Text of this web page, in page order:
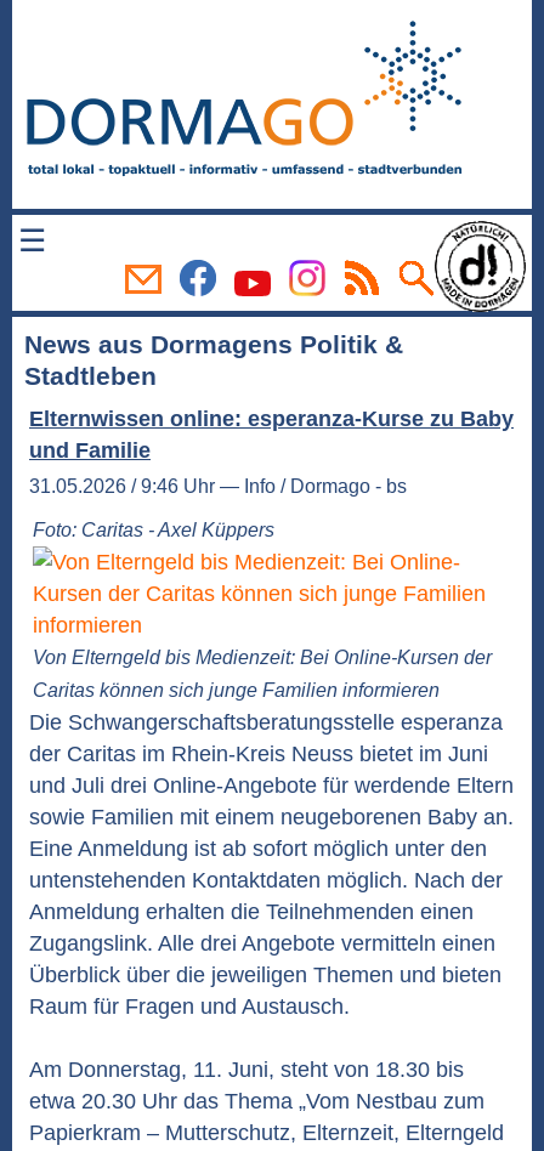
☰
News aus Dormagens Politik &
Stadtleben
Elternwissen online: esperanza-Kurse zu Baby
und Familie
31.05.2026 / 9:46 Uhr — Info / Dormago - bs
Foto: Caritas - Axel Küppers
Von Elterngeld bis Medienzeit: Bei Online-Kursen der
Caritas können sich junge Familien informieren
Die Schwangerschaftsberatungsstelle esperanza
der Caritas im Rhein-Kreis Neuss bietet im Juni
und Juli drei Online-Angebote für werdende Eltern
sowie Familien mit einem neugeborenen Baby an.
Eine Anmeldung ist ab sofort möglich unter den
untenstehenden Kontaktdaten möglich. Nach der
Anmeldung erhalten die Teilnehmenden einen
Zugangslink. Alle drei Angebote vermitteln einen
Überblick über die jeweiligen Themen und bieten
Raum für Fragen und Austausch.
Am Donnerstag, 11. Juni, steht von 18.30 bis
etwa 20.30 Uhr das Thema „Vom Nestbau zum
Papierkram – Mutterschutz, Elternzeit, Elterngeld